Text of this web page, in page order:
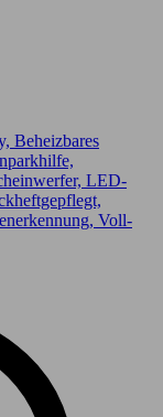
Beheizbares
LED-
Voll-